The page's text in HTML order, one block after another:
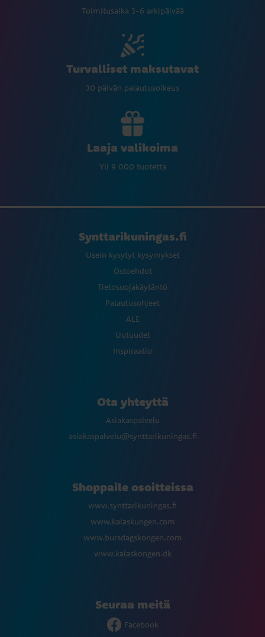
Toimitusaika 3-6 arkipäivää
Turvalliset maksutavat
30 päivän palautusoikeus
Laaja valikoima
Yli 9 000 tuotetta
Synttarikuningas.fi
Usein kysytyt kysymykset
Ostoehdot
Tietosuojakäytäntö
Palautusohjeet
ALE
Uutuudet
Inspiraatio
Ota yhteyttä
Asiakaspalvelu
asiakaspalvelu@synttarikuningas.fi
Shoppaile osoitteissa
www.synttarikuningas.fi
www.kalaskungen.com
www.bursdagskongen.com
www.kalaskongen.dk
Seuraa meitä
Facebook